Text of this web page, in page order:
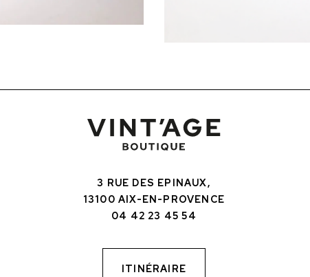
3 RUE DES EPINAUX,
13100 AIX-EN-PROVENCE
04 42 23 45 54
ITINÉRAIRE